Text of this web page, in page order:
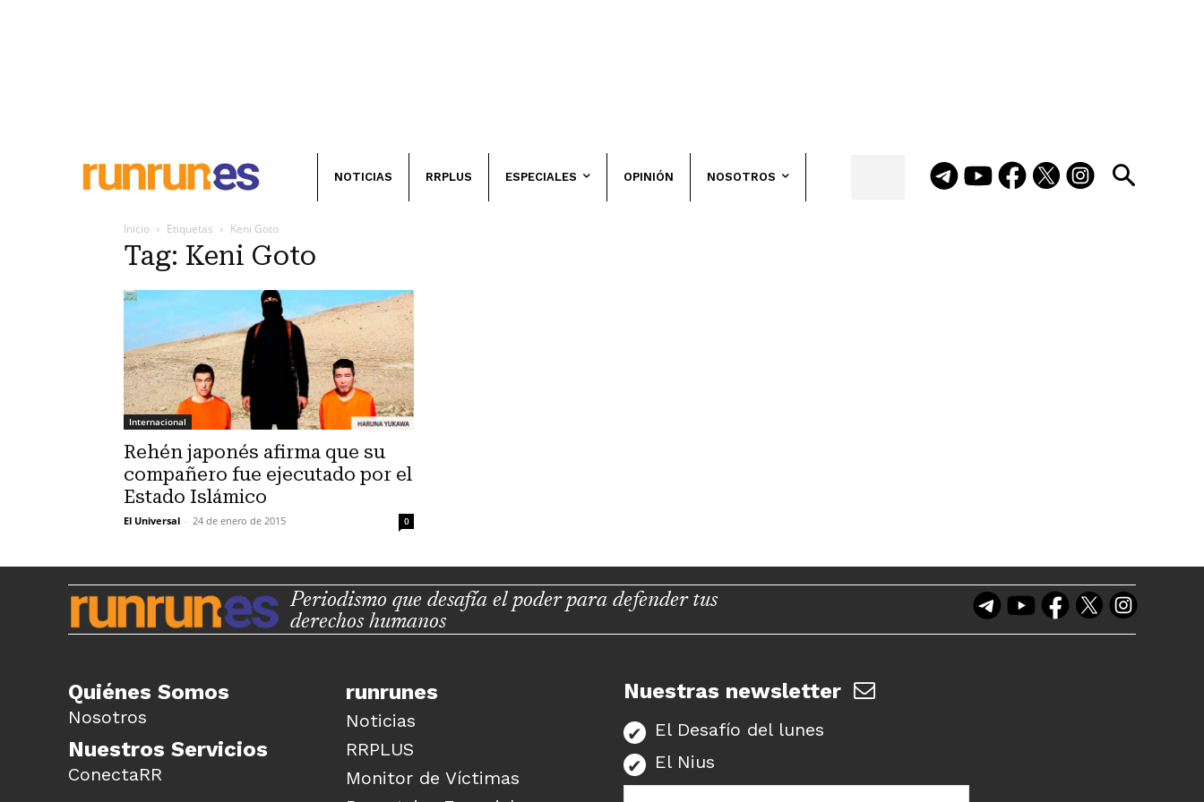
NOTICIAS RRPLUS ESPECIALES OPINIÓN NOSOTROS
Inicio Etiquetas Keni Goto
Tag: Keni Goto
Internacional
Rehén japonés afirma que su
compañero fue ejecutado por el
Estado Islámico
El Universal - 24 de enero de 2015 0
Periodismo que desafía el poder para defender tus
derechos humanos
Quiénes Somos
Nosotros
Nuestros Servicios
ConectaRR
runrunes
Noticias
RRPLUS
Monitor de Víctimas
Nuestras newsletter
El Desafío del lunes
El Nius